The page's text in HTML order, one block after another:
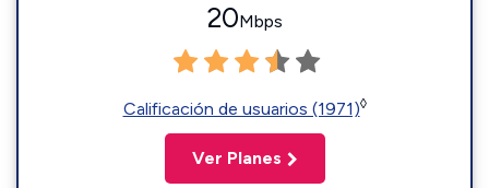
20Mbps
Calificación de usuarios (1971)◊
Ver Planes